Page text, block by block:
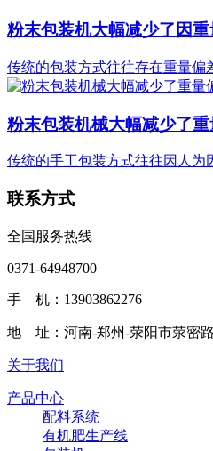
粉末包装机大幅减少了因
传统的包装方式往往存在重量偏
粉末包装机械大幅减少了
传统的手工包装方式往往因人为
联系方式
全国服务热线
0371-64948700
手 机：13903862276
地 址：河南-郑州-荥阳市荥密
关于我们
产品中心
配料系统
有机肥生产线